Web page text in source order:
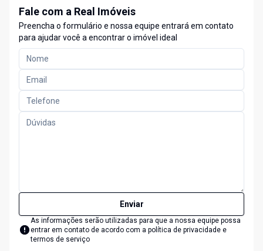
Fale com a Real Imóveis
Preencha o formulário e nossa equipe entrará em contato
para ajudar você a encontrar o imóvel ideal
Enviar
As informações serão utilizadas para que a nossa equipe possa
entrar em contato de acordo com a política de privacidade e
termos de serviço